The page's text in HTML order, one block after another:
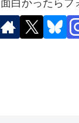
面白かったらフ